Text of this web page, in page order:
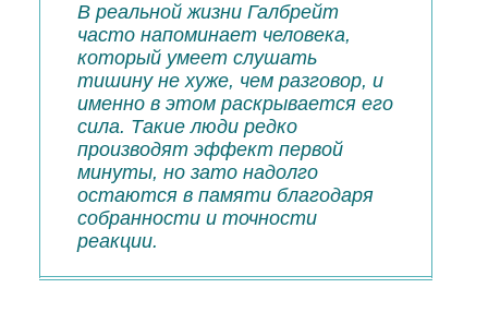
В реальной жизни Галбрейт
часто напоминает человека,
который умеет слушать
тишину не хуже, чем разговор, и
именно в этом раскрывается его
сила. Такие люди редко
производят эффект первой
минуты, но зато надолго
остаются в памяти благодаря
собранности и точности
реакции.